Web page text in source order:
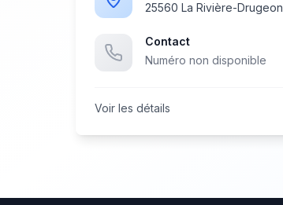
25560 La Rivière-Drugeon
Contact
Numéro non disponible
Voir les détails